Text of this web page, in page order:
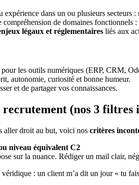
expérience dans un ou plusieurs secteurs :
de domaines fonctionnels :
légaux et réglementaires liés aux
pour les outils numériques (ERP, CRM,
autonomie, curiosité et bonne humeur.
et de partager vos connaissances.
(nos 3 filtres
aller droit au but, voici nos critères
niveau équivalent C2
sur la nuance. Rédiger un mail clair,
: un client m’a dit un jour « tu